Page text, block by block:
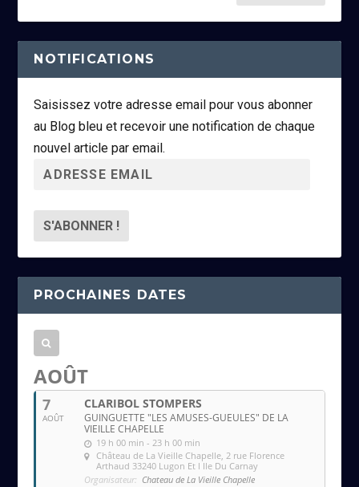
NOTIFICATIONS
Saisissez votre adresse email pour vous abonner
au Blog bleu et recevoir une notification de chaque
nouvel article par email.
r
s
s
e
m
i
PROCHAINES DATES
AOÛT
7
AOÛT
CLARIBOL STOMPERS
GUINGUETTE "LES AMUSES-GUEULES" DE LA
VIEILLE CHAPELLE
19 h 00 min - 23 h 00 min
Château de La Vieille Chapelle, 2 rue Florence
Arthaud 33240 Lugon Et l Ile Du Carnay
Organisateur: Chateau de La Vieille Chapelle